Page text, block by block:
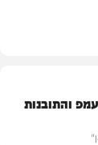
והתובנות